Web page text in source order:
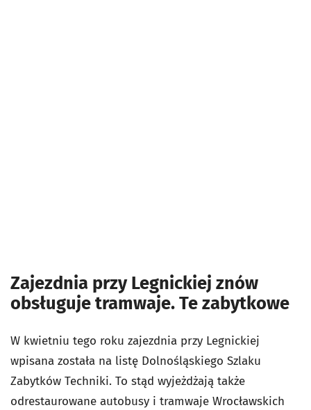
Zajezdnia przy Legnickiej znów
obsługuje tramwaje. Te zabytkowe
W kwietniu tego roku zajezdnia przy Legnickiej
wpisana została na listę Dolnośląskiego Szlaku
Zabytków Techniki. To stąd wyjeżdżają także
odrestaurowane autobusy i tramwaje Wrocławskich